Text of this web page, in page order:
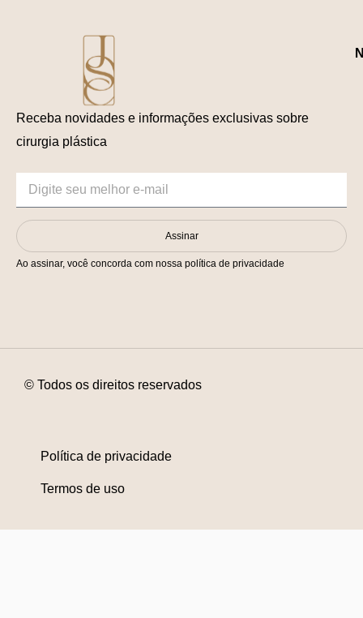
Receba novidades e informações exclusivas sobre
cirurgia plástica
Assinar
Ao assinar, você concorda com nossa política de privacidade
© Todos os direitos reservados
Política de privacidade
Termos de uso